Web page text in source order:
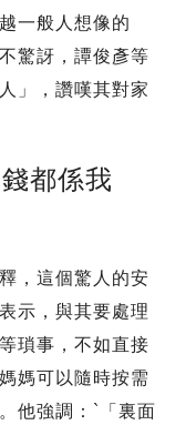
一般人想像的
驚訝，譚俊彥等
」，讚嘆其對家
都係我
，這個驚人的安
示，與其要處理
瑣事，不如直接
媽可以隨時按需
他強調：`「裏面